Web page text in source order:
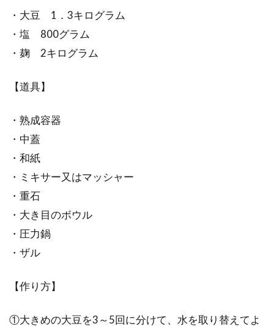
クされて...
そばか、うどんと答えると思います。よく食
ん』が食べたくなりますよね。そんな『そうめ
・大豆 1．3キログラム
・塩 800グラム
・麹 2キログラム
【道具】
・熟成容器
・中蓋
・和紙
・ミキサー又はマッシャー
・重石
・大き目のボウル
・圧力鍋
・ザル
【作り方】
①大きめの大豆を3～5回に分けて、水を取り替えてよ